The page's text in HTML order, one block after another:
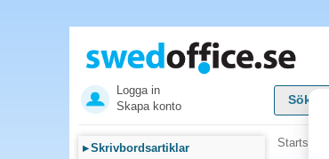
Logga in
Skapa konto
▸Skrivbordsartiklar Startsida